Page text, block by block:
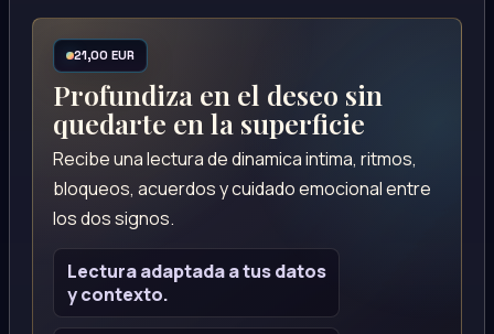
21,00 EUR
Profundiza en el deseo sin
quedarte en la superficie
Recibe una lectura de dinamica intima, ritmos,
bloqueos, acuerdos y cuidado emocional entre
los dos signos.
Lectura adaptada a tus datos
y contexto.